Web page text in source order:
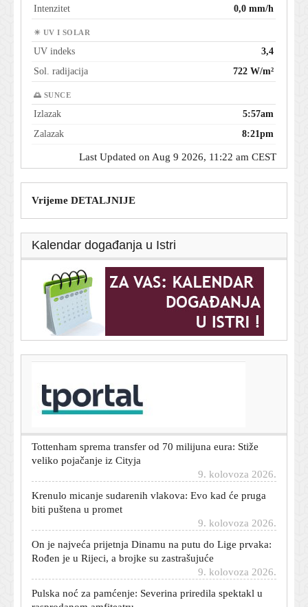
Intenzitet
0,0 mm/h
☀ UV I SOLAR
UV indeks
3,4
Sol. radijacija
722 W/m²
🌅 SUNCE
Izlazak
5:57am
Zalazak
8:21pm
Last Updated on Aug 9 2026, 11:22 am CEST
Vrijeme DETALJNIJE
Kalendar događanja u Istri
T-portal.hr
Pjesme Taylor Swift uklonjene s objava kampanje
Donalda Trumpa i Bijele kuće
veliko pojačanje iz Cityja
Krenulo micanje sudarenih vlakova: Evo kad će pruga
biti puštena u promet
On je najveća prijetnja Dinamu na putu do Lige prvaka:
Rođen je u Rijeci, a brojke su zastrašujuće
9. kolovoza 2026.
Pulska noć za pamćenje: Severina priredila spektakl u
rasprodanom amfiteatru